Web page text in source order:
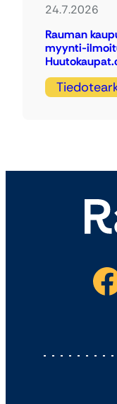
24.7.2026
Rauman
myynti-
Facebook